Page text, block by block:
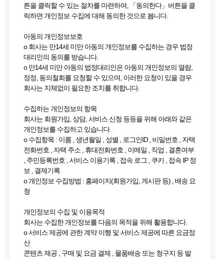
튼을 클릭할 수 있는 절차를 마련하여, 「동의한다」버튼을 클
릭하면 개인정보 수집에 대해 동의한 것으로 봅니다.
아동의 개인정보보호
ο 회사는 만14세 미만 아동의 개인정보를 수집하는 경우 법정
대리인의 동의를 받습니다.
ο 만14세 미만 아동의 법정대리인은 아동의 개인정보의 열람,
정정, 동의철회를 요청할 수 있으며, 이러한 요청이 있을 경우
회사는 지체없이 필요한 조치를 취합니다.
수집하는 개인정보의 항목
회사는 회원가입, 상담, 서비스 신청 등등을 위해 아래와 같은
개인정보를 수집하고 있습니다.
ο 수집항목 : 이름 , 생년월일 , 성별 , 로그인ID , 비밀번호 , 자택
전화번호 , 자택 주소 , 휴대전화번호 , 이메일 , 직업 , 결혼여부
, 주민등록번호 , 서비스 이용기록 , 접속 로그 , 쿠키 , 접속 IP 정
보 , 결제기록
ο 개인정보 수집방법 : 홈페이지(회원가입, 게시판 등) , 배송 요
청
개인정보의 수집 및 이용목적
회사는 수집한 개인정보를 다음의 목적을 위해 활용합니다.
ο 서비스 제공에 관한 계약 이행 및 서비스 제공에 따른 요금정
산
콘텐츠 제공 , 구매 및 요금 결제 , 물품배송 또는 청구지 등 발